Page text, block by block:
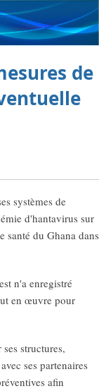
de
systèmes de
d'hantavirus sur
santé du Ghana dans
n'a enregistré
en œuvre pour
structures,
ses partenaires
afin